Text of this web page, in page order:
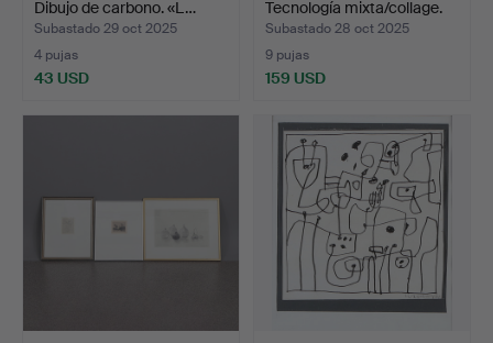
Dibujo de carbono. «L…
Subastado 29 oct 2025
4 pujas
43 USD
Tecnología mixta/collage.
C…
Subastado 28 oct 2025
9 pujas
159 USD